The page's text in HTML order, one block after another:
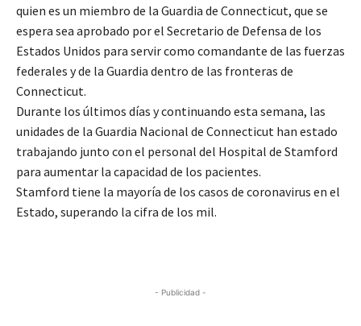
quien es un miembro de la Guardia de Connecticut, que se
espera sea aprobado por el Secretario de Defensa de los
Estados Unidos para servir como comandante de las fuerzas
federales y de la Guardia dentro de las fronteras de
Connecticut.
Durante los últimos días y continuando esta semana, las
unidades de la Guardia Nacional de Connecticut han estado
trabajando junto con el personal del Hospital de Stamford
para aumentar la capacidad de los pacientes.
Stamford tiene la mayoría de los casos de coronavirus en el
Estado, superando la cifra de los mil.
- Publicidad -